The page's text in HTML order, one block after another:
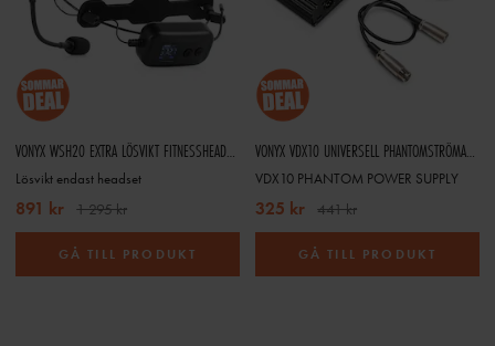
VONYX WSH20 EXTRA LÖSVIKT FITNESSHEADSET UHF – KRÄVER WSH20-MOTTAGARE
Lösvikt endast headset
891 kr 1 295 kr
GÅ TILL PRODUKT
VONYX VDX10 UNIVERSELL PHANTOMSTRÖMADAPTER 48 VOLT - USB-C - BALANSERAD XLR-INGÅNG OCH -UTGÅNG - SVART
VDX10 PHANTOM POWER SUPPLY
325 kr 441 kr
GÅ TILL PRODUKT